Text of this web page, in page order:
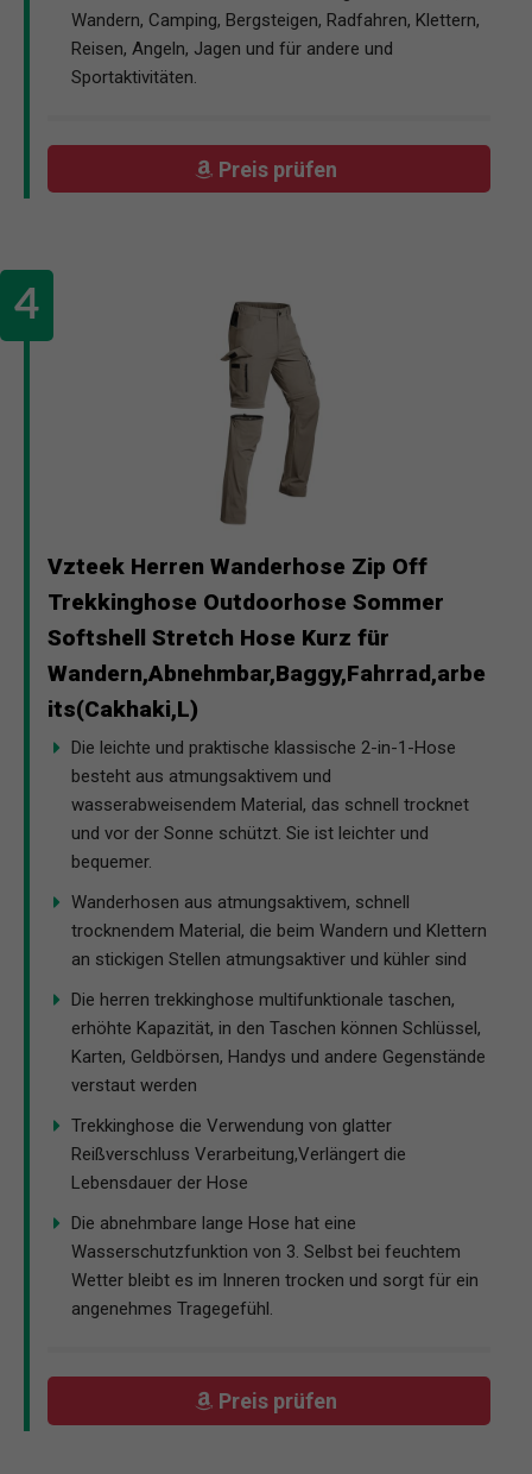
Wandern, Camping, Bergsteigen, Radfahren, Klettern,
Reisen, Angeln, Jagen und für andere und
Sportaktivitäten.
Preis prüfen
Vzteek Herren Wanderhose Zip Off
Trekkinghose Outdoorhose Sommer
Softshell Stretch Hose Kurz für
Wandern,Abnehmbar,Baggy,Fahrrad,arbe
its(Cakhaki,L)
Die leichte und praktische klassische 2-in-1-Hose
besteht aus atmungsaktivem und
wasserabweisendem Material, das schnell trocknet
und vor der Sonne schützt. Sie ist leichter und
bequemer.
Wanderhosen aus atmungsaktivem, schnell
trocknendem Material, die beim Wandern und Klettern
an stickigen Stellen atmungsaktiver und kühler sind
Die herren trekkinghose multifunktionale taschen,
erhöhte Kapazität, in den Taschen können Schlüssel,
Karten, Geldbörsen, Handys und andere Gegenstände
verstaut werden
Trekkinghose die Verwendung von glatter
Reißverschluss Verarbeitung,Verlängert die
Lebensdauer der Hose
Die abnehmbare lange Hose hat eine
Wasserschutzfunktion von 3. Selbst bei feuchtem
Wetter bleibt es im Inneren trocken und sorgt für ein
angenehmes Tragegefühl.
Preis prüfen